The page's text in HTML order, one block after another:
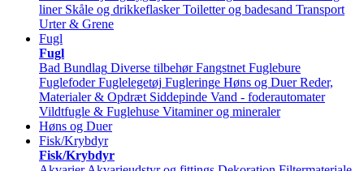
liner Skåle og drikkeflasker Toiletter og badesand Transport
Urter & Grene
Fugl
Fugl
Bad Bundlag Diverse tilbehør Fangstnet Fuglebure
Fuglefoder Fuglelegetøj Fugleringe Høns og Duer Reder,
Materialer & Opdræt Siddepinde Vand - foderautomater
Vildtfugle & Fuglehuse Vitaminer og mineraler
Høns og Duer
Fisk/Krybdyr
Fisk/Krybdyr